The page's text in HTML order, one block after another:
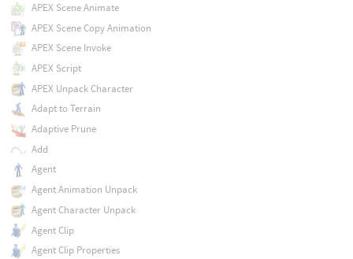
APEX Scene Animate
APEX Scene Copy Animation
APEX Scene Invoke
APEX Script
APEX Unpack Character
Adapt to Terrain
Adaptive Prune
Add
Agent
Agent Animation Unpack
Agent Character Unpack
Agent Clip
Agent Clip Properties